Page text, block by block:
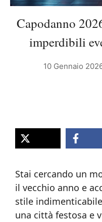
Capodanno
imperdibili
10 Gennaio
Stai cercando un
il vecchio anno e
stile
una città festosa e